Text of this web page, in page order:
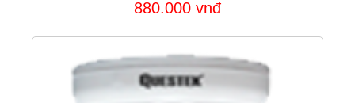
880.000 vnđ